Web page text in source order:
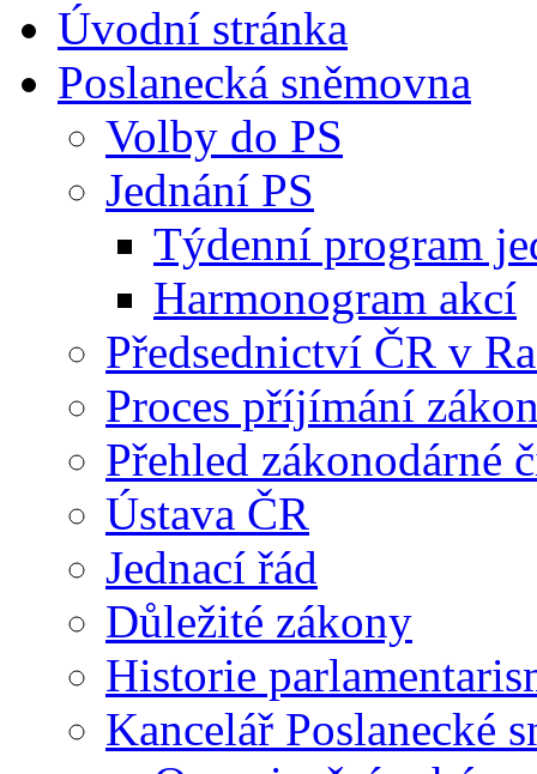
Úvodní stránka
Poslanecká sněmovna
Volby do PS
Jednání PS
Týdenní program
Harmonogram akcí
Předsednictví ČR v
Proces příjímání
Přehled zákonodárné
Ústava ČR
Jednací řád
Důležité zákony
Historie
Kancelář Poslanecké